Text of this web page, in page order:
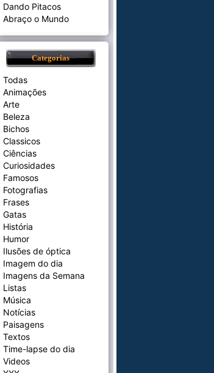
Dando Pitacos
Abraço o Mundo
Categorias
Todas
Animações
Arte
Beleza
Bichos
Classicos
Ciências
Curiosidades
Famosos
Fotografias
Frases
Gatas
História
Humor
Ilusões de óptica
Imagem do dia
Imagens da Semana
Listas
Música
Notícias
Paisagens
Textos
Time-lapse do dia
Videos